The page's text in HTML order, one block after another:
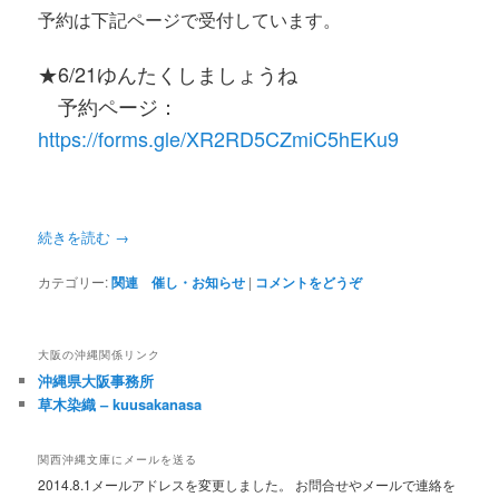
予約は下記ページで受付しています。
★6/21ゆんたくしましょうね
予約ページ：
https://forms.gle/XR2RD5CZmiC5hEKu9
続きを読む →
カテゴリー:関連 催し・お知らせ | コメントをどうぞ
大阪の沖縄関係リンク
沖縄県大阪事務所
草木染織 – kuusakanasa
関西沖縄文庫にメールを送る
2014.8.1メールアドレスを変更しました。 お問合せやメールで連絡を